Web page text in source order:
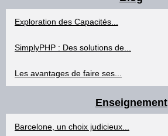
Exploration des Capacités...
SimplyPHP : Des solutions de...
Les avantages de faire ses...
Enseignement
Barcelone, un choix judicieux...